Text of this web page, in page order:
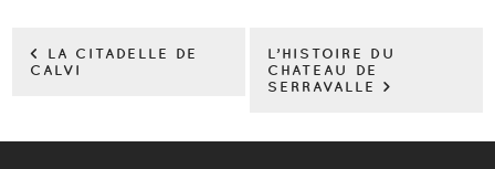
< LA CITADELLE DE
CALVI
L’HISTOIRE DU
CHATEAU DE
SERRAVALLE >